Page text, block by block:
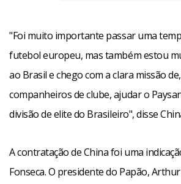
"Foi muito importante passar uma
futebol europeu, mas também estou
ao Brasil e chego com a clara missão
companheiros de clube, ajudar o
divisão de elite do Brasileiro", disse
A contratação de China foi uma
Fonseca. O presidente do Papão,